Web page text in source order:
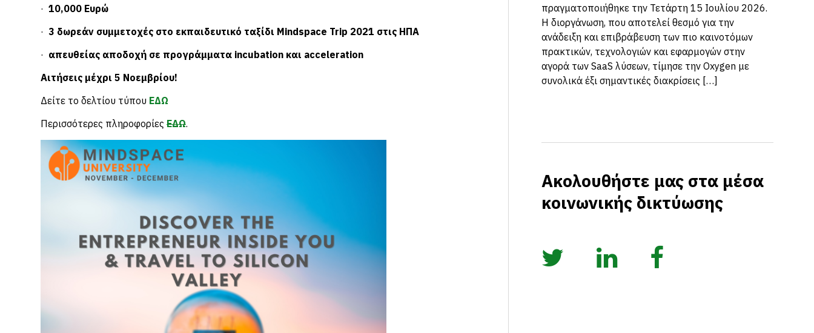
· 10,000 Ευρώ
· 3 δωρεάν συμμετοχές στο εκπαιδευτικό ταξίδι Mindspace Trip 2021 στις ΗΠΑ
· απευθείας αποδοχή σε προγράμματα incubation και acceleration
Αιτήσεις μέχρι 5 Νοεμβρίου!
Δείτε το δελτίου τύπου ΕΔΩ
Περισσότερες πληροφορίες ΕΔΩ.
πραγματοποιήθηκε την Τετάρτη 15 Ιουλίου 2026.
Η διοργάνωση, που αποτελεί θεσμό για την
ανάδειξη και επιβράβευση των πιο καινοτόμων
πρακτικών, τεχνολογιών και εφαρμογών στην
αγορά των SaaS λύσεων, τίμησε την Oxygen με
συνολικά έξι σημαντικές διακρίσεις […]
Ακολουθήστε μας στα μέσα
κοινωνικής δικτύωσης